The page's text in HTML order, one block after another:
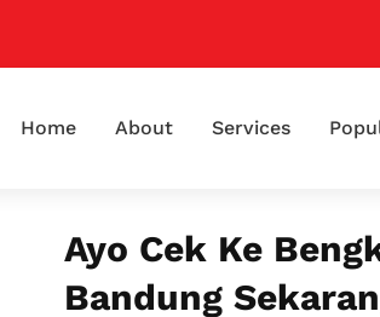
Home About Services
Ayo Cek Ke
Bandung